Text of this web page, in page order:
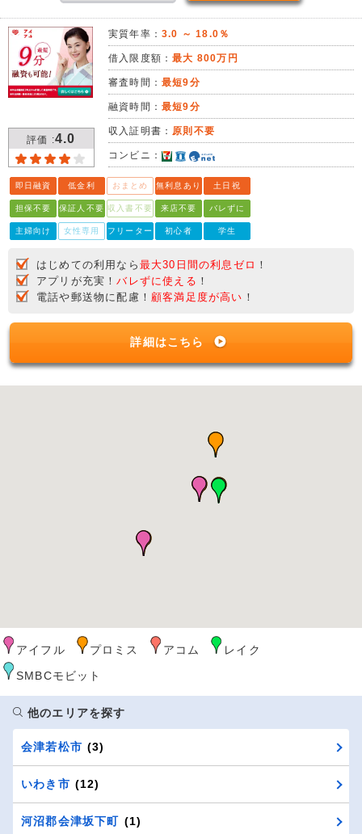
評価 :4.0
実質年率： 3.0 ～ 18.0％
借入限度額：最大 800万円
審査時間： 最短9分
融資時間： 最短9分
収入証明書： 原則不要
コンビニ：
即日融資 低金利 おまとめ 無利息あり 土日祝
担保不要 保証人不要 収入書不要 来店不要 バレずに
主婦向け 女性専用 フリーター 初心者 学生
はじめての利用なら 最大30日間の利息ゼロ ！
アプリが充実！バレずに使える ！
電話や郵送物に配慮！ 顧客満足度が高い ！
詳細はこちら
アイフル プロミス アコム
レイク
SMBCモビット
他のエリアを探す
会津若松市 (3)
いわき市 (12)
河沼郡会津坂下町 (1)